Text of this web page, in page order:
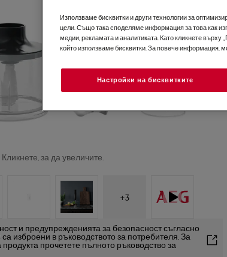
Кликнете, за да увеличите.
+3
и предупрежденията за безопасност съгласно
изброени в ръководството за потребителя. За
прочетете пълното ръководство за
Използваме бисквитки и други технологии за
цели. Също така споделяме информация за това как
медии, рекламата и аналитиката. Като кликнете върху
който използваме бисквитки. За повече информация,
Настройки на бисквитките